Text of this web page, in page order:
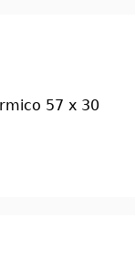
57 x 30